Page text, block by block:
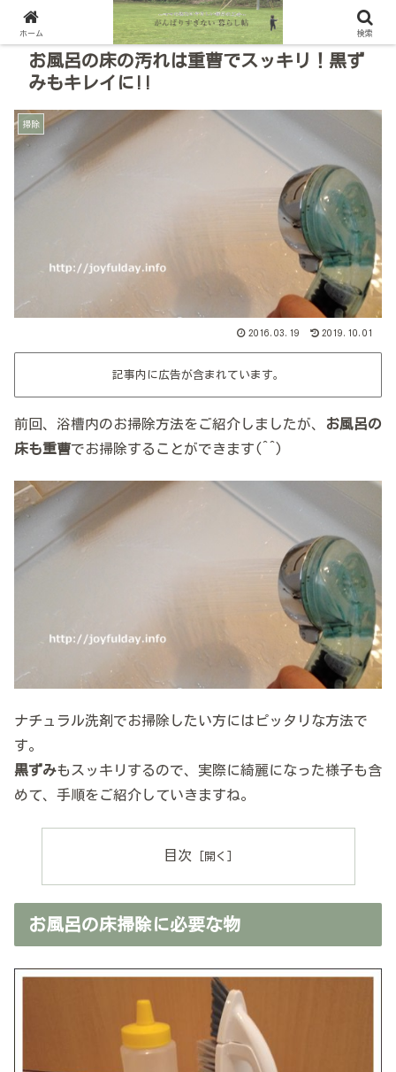
お風呂の床の汚れは重曹でスッキリ！黒ず
みもキレイに!!
掃除
2016.03.19 2019.10.01
記事内に広告が含まれています。
前回、浴槽内のお掃除方法をご紹介しましたが、
お風呂の
床も重曹でお掃除することができます(^^)
ナチュラル洗剤でお掃除したい方にはピッタリな方法で
す。
黒ずみもスッキリするので、実際に綺麗になった様子も含
めて、手順をご紹介していきますね。
目次
お風呂の床掃除に必要な物
ホーム 検索